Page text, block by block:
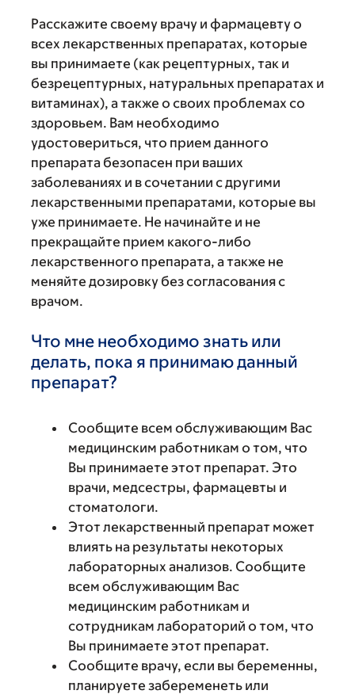
Расскажите своему врачу и фармацевту о
всех лекарственных препаратах, которые
вы принимаете (как рецептурных, так и
безрецептурных, натуральных препаратах и
витаминах), а также о своих проблемах со
здоровьем. Вам необходимо
удостовериться, что прием данного
препарата безопасен при ваших
заболеваниях и в сочетании с другими
лекарственными препаратами, которые вы
уже принимаете. Не начинайте и не
прекращайте прием какого-либо
лекарственного препарата, а также не
меняйте дозировку без согласования с
врачом.
Что мне необходимо знать или
делать, пока я принимаю данный
препарат?
Сообщите всем обслуживающим Вас
медицинским работникам о том, что
Вы принимаете этот препарат. Это
врачи, медсестры, фармацевты и
стоматологи.
Этот лекарственный препарат может
влиять на результаты некоторых
лабораторных анализов. Сообщите
всем обслуживающим Вас
медицинским работникам и
сотрудникам лабораторий о том, что
Вы принимаете этот препарат.
Сообщите врачу, если вы беременны,
планируете забеременеть или